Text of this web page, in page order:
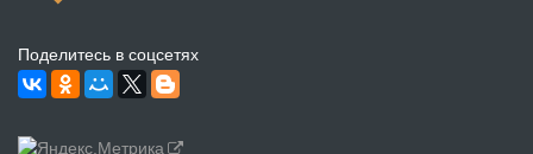
Поделитесь в соцсетях